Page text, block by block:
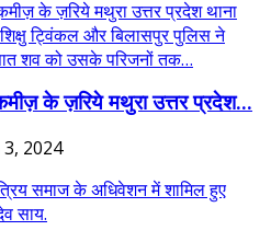
के ज़रिये मथुरा उत्तर प्रदेश...
3, 2024